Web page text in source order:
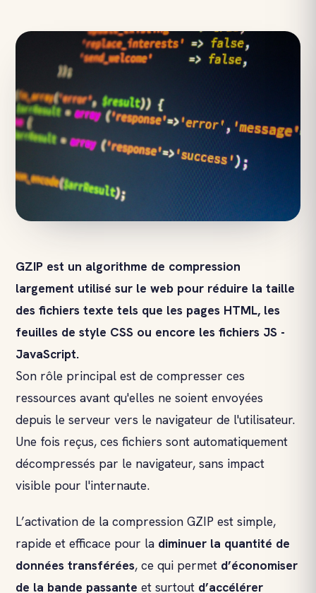
GZIP est un algorithme de compression
largement utilisé sur le web pour réduire la taille
des fichiers texte tels que les pages HTML, les
feuilles de style CSS ou encore les fichiers JS -
JavaScript.
Son rôle principal est de compresser ces
ressources avant qu'elles ne soient envoyées
depuis le serveur vers le navigateur de l'utilisateur.
Une fois reçus, ces fichiers sont automatiquement
décompressés par le navigateur, sans impact
visible pour l'internaute.
L’activation de la compression GZIP est simple,
rapide et efficace pour la diminuer la quantité de
données transférées, ce qui permet d’économiser
de la bande passante et surtout d’accélérer